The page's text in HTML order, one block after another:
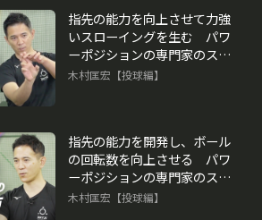
指先の能力を向上させて力強
いスローイングを生む パワ
ーポジションの専門家のスキ
ル向上法
木村匡宏【投球編】
指先の能力を開発し、ボール
の回転数を向上させる パワ
ーポジションの専門家のスキ
ル向上法
木村匡宏【投球編】